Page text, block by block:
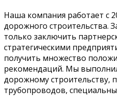
Наша компания работает с
дорожного строительства.
только заключить
стратегическими
получить множество
рекомендаций. Мы
дорожному строительству,
трубопроводов,